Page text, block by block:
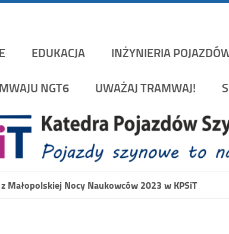
EDUKACJA INŻYNIERIA
NGT6 UWAŻAJ TRAMWAJ!
Małopolskiej Nocy Naukowców 2023 w KPSiT